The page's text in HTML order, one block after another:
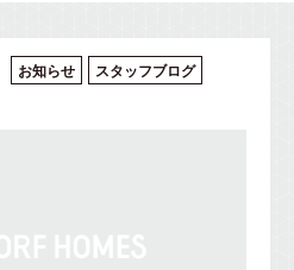
お知らせ スタッフブログ